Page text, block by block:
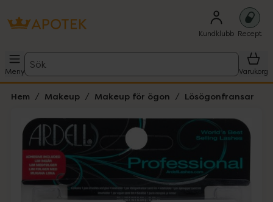
Kundklubb Recept
Meny
Sök
Varukorg
Hem Makeup Makeup för ögon Lösögonfransar
Lista: . Innehåller 1 objekt.
Hoppa över Lista